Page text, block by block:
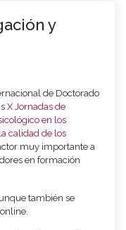
y
de Doctorado
X Jornadas de
en los
calidad de los
muy importante a
en formación
también se